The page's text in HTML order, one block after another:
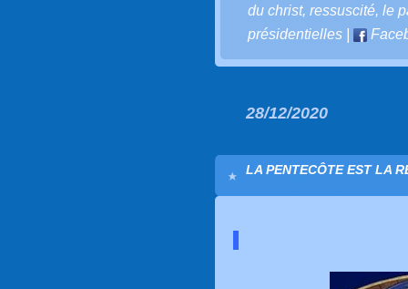
du christ, ressuscité, le
présidentielles
28/12/2020
LA PENTECÔTE EST LA